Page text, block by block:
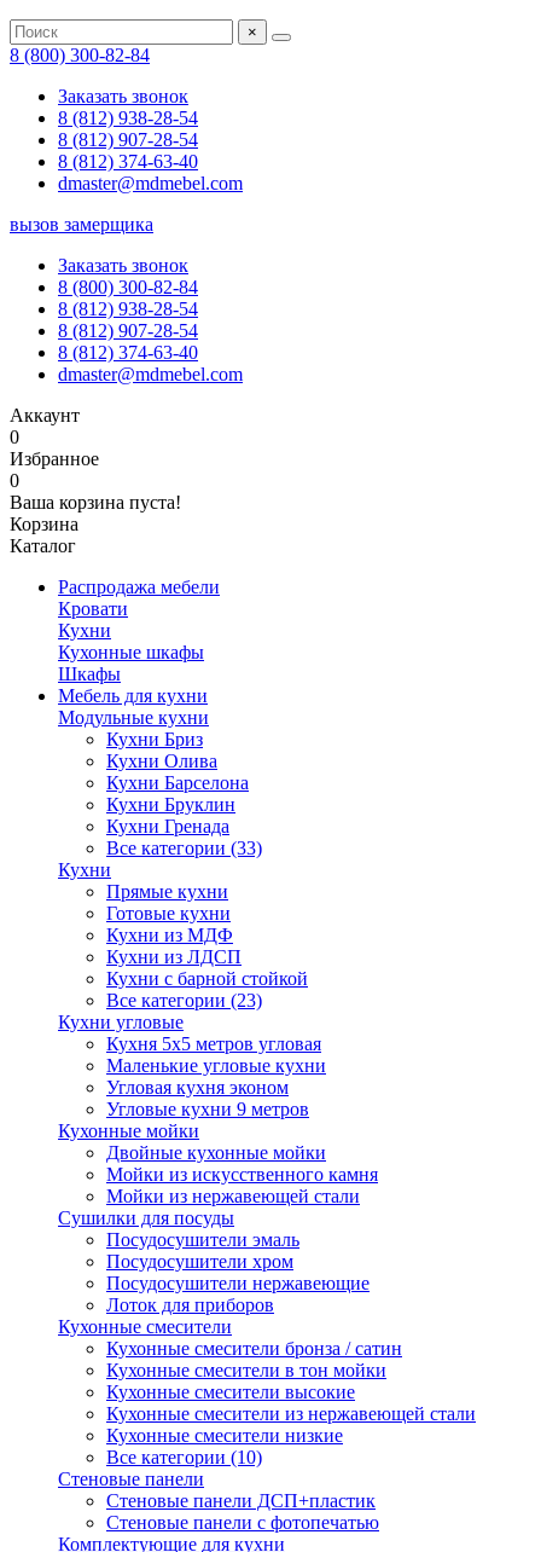
×
8 (800) 300-82-84
Заказать звонок
8 (812) 938-28-54
8 (812) 907-28-54
8 (812) 374-63-40
dmaster@mdmebel.com
вызов замерщика
Заказать звонок
8 (800) 300-82-84
8 (812) 938-28-54
8 (812) 907-28-54
8 (812) 374-63-40
dmaster@mdmebel.com
Аккаунт
0
Избранное
0
Ваша корзина пуста!
Корзина
Каталог
Распродажа мебели
Кровати
Кухни
Кухонные шкафы
Шкафы
Мебель для кухни
Модульные кухни
Кухни Бриз
Кухни Олива
Кухни Барселона
Кухни Бруклин
Кухни Гренада
Все категории (33)
Кухни
Прямые кухни
Готовые кухни
Кухни из МДФ
Кухни из ЛДСП
Кухни с барной стойкой
Все категории (23)
Кухни угловые
Кухня 5х5 метров угловая
Маленькие угловые кухни
Угловая кухня эконом
Угловые кухни 9 метров
Кухонные мойки
Двойные кухонные мойки
Мойки из искусственного камня
Мойки из нержавеющей стали
Сушилки для посуды
Посудосушители эмаль
Посудосушители хром
Посудосушители нержавеющие
Лоток для приборов
Кухонные смесители
Кухонные смесители бронза / сатин
Кухонные смесители в тон мойки
Кухонные смесители высокие
Кухонные смесители из нержавеющей стали
Кухонные смесители низкие
Все категории (10)
Стеновые панели
Стеновые панели ДСП+пластик
Стеновые панели с фотопечатью
Комплектующие для кухни